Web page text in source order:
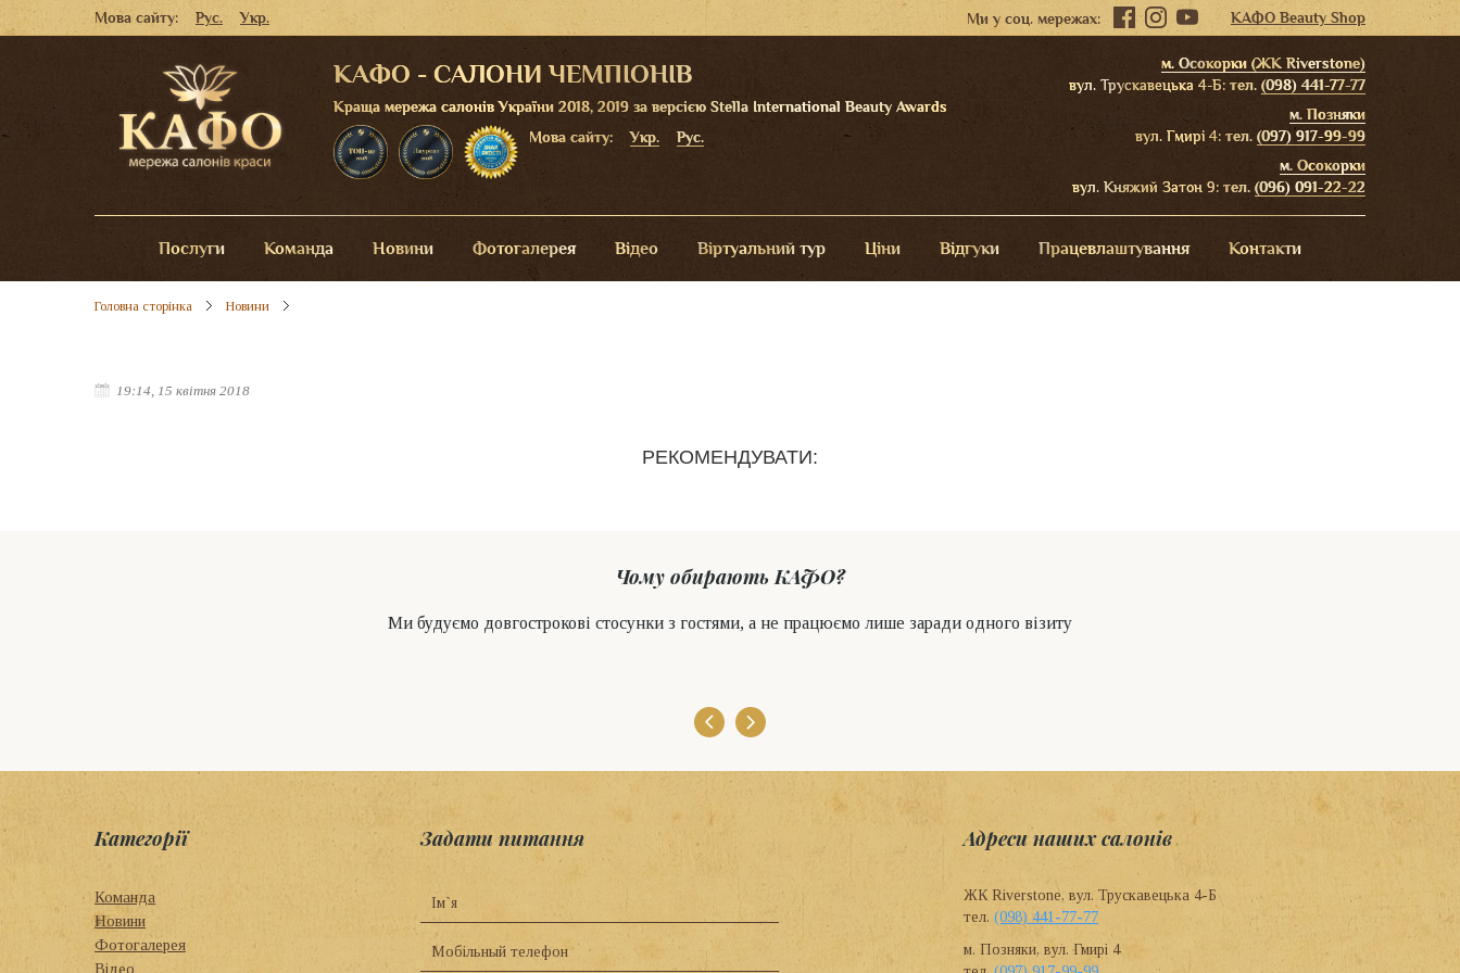
Мова сайту: Рус. Укр. КАФО Beauty Shop
Ми у соц. мережах:
КАФО - САЛОНИ ЧЕМПІОНІВ
Краща мережа салонів України 2018, 2019 за версією Stella International Beauty Awards
Мова сайту:Укр. Рус.
м. Осокорки (ЖК Riverstone)
вул. Трускавецька 4-Б: тел. (098) 441-77-77
м. Позняки
вул. Гмирі 4: тел. (097) 917-99-99
м. Осокорки
вул. Княжий Затон 9: тел. (096) 091-22-22
Послуги Команда Новини Фотогалерея Відео Віртуальний тур Ціни Відгуки Працевлаштування Контакти
Головна сторінка Новини
19:14, 15 квітня 2018
РЕКОМЕНДУВАТИ:
Чому обирають КАФО?
Ми будуємо довгострокові стосунки з гостями, а не працюємо лише заради одного візиту
Категорії
Команда
Новини
Фотогалерея
Відео
Задати питання Адреси наших салонів
ЖК Riverstone, вул. Трускавецька 4-Б
тел. (098) 441-77-77
м. Позняки, вул. Гмирі 4